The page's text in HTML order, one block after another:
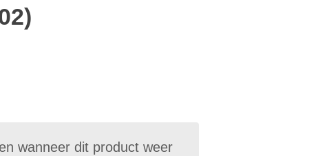
wanneer dit product weer